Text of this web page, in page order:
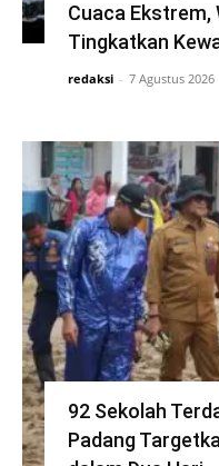
Cuaca Ekstrem,
Tingkatkan
redaksi - 7 Agustus 2026
92 Sekolah
Padang